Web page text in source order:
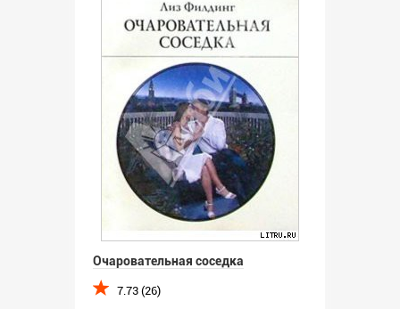
Очаровательная соседка
7.73 (26)